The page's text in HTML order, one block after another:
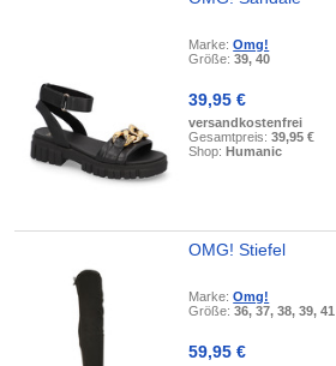
Marke:Omg!
Größe:39, 40
39,95 €
versandkostenfrei
Gesamtpreis:39,95 €
Shop: Humanic
OMG! Stiefel
Marke:Omg!
Größe:36, 37, 38, 39, 41
59,95 €